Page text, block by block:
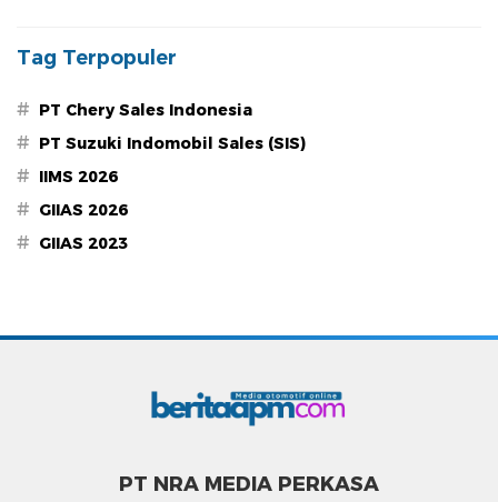
Tag Terpopuler
# PT Chery Sales Indonesia
# PT Suzuki Indomobil Sales (SIS)
# IIMS 2026
# GIIAS 2026
# GIIAS 2023
PT NRA MEDIA PERKASA